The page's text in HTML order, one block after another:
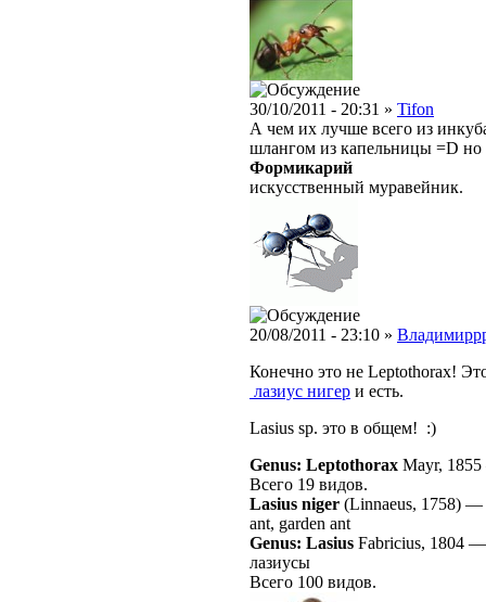
30/10/2011 - 20:31 » Tifon
А чем их лучше всего из
шлангом из капельницы =D но
Формикарий
искусственный муравейник.
20/08/2011 - 23:10 »
Конечно это не Leptothorax!
лазиус нигер и есть.
Lasius sp. это в общем! :)
Genus: Leptothorax Mayr, 1855
Всего 19 видов.
Lasius niger (Linnaeus, 1758) —
ant, garden ant
Genus: Lasius Fabricius, 1804
лазиусы
Всего 100 видов.